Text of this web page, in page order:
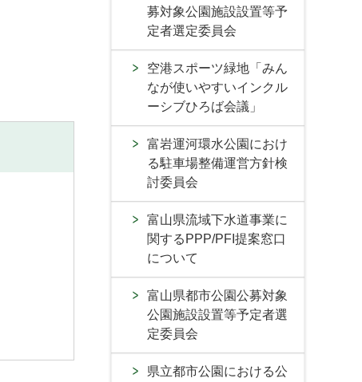
募対象公園施設設置等予
定者選定委員会
空港スポーツ緑地「みん
なが使いやすいインクル
ーシブひろば会議」
富岩運河環水公園におけ
る駐車場整備運営方針検
討委員会
富山県流域下水道事業に
関するPPP/PFI提案窓口
について
富山県都市公園公募対象
公園施設設置等予定者選
定委員会
県立都市公園における公